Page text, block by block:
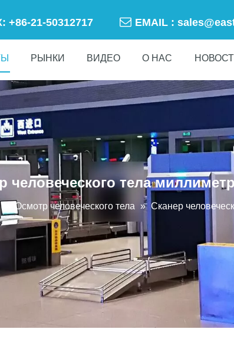
+86-21-50312717  EMAIL :
РЫНКИ ВИДЕО О НАС
человеческого тела
Осмотр человеческого тела » Сканер